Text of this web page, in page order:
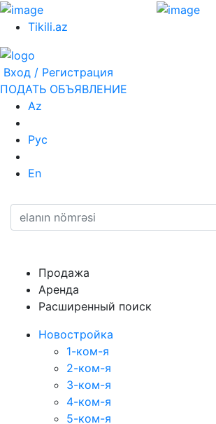
Tikili.az
Вход / Регистрация
ПОДАТЬ ОБЪЯВЛЕНИЕ
Az
Рус
En
Продажа
Аренда
Расширенный поиск
Новостройка
1-ком-я
2-ком-я
3-ком-я
4-ком-я
5-ком-я